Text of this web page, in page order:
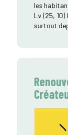
les
Lv (25,
surtout